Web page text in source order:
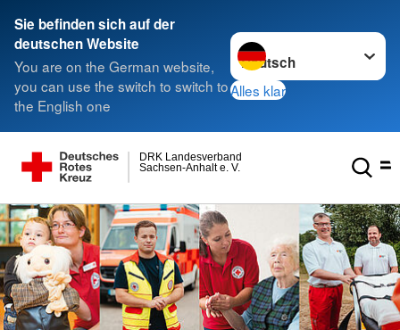
Sie befinden sich auf der
deutschen Website
You are on the German website,
you can use the switch to switch to
the English one
Sprache wechseln zu
Alles klar
Sachsen-Anhalt e. V.
DRK Landesverband